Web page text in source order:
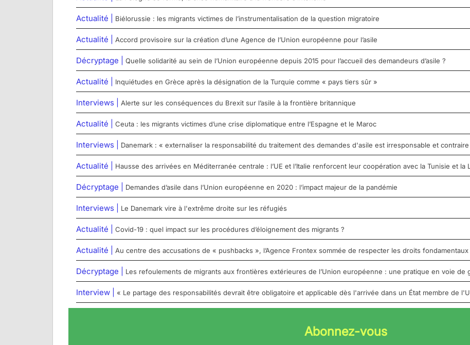
Actualité | Biélorussie : les migrants victimes de l’instrumentalisation de la question migratoire
Actualité | Accord provisoire sur la création d’une Agence de l’Union européenne pour l’asile
Décryptage | Quelle solidarité au sein de l’Union européenne depuis 2015 pour l’accueil des demandeurs d’asile ?
Actualité | Inquiétudes en Grèce après la désignation de la Turquie comme « pays tiers sûr »
Interviews | Alerte sur les conséquences du Brexit sur l’asile à la frontière britannique
Actualité | Ceuta : les migrants victimes d’une crise diplomatique entre l’Espagne et le Maroc
Interviews | Danemark : « externaliser la responsabilité du traitement des demandes d'asile est irresponsable et
Actualité | Hausse des arrivées en Méditerranée centrale : l’UE et l’Italie renforcent leur coopération avec la Tunisie et la
Décryptage | Demandes d’asile dans l’Union européenne en 2020 : l’impact majeur de la pandémie
Interviews | Le Danemark vire à l'extrême droite sur les réfugiés
Actualité | Covid-19 : quel impact sur les procédures d’éloignement des migrants ?
Actualité | Au centre des accusations de « pushbacks », l’Agence Frontex sommée de respecter les droits
Décryptage | Les refoulements de migrants aux frontières extérieures de l’Union européenne : une pratique en voie de
Interview | « Le partage des responsabilités devrait être obligatoire et applicable dès l'arrivée dans un État membre de
Abonnez-vous